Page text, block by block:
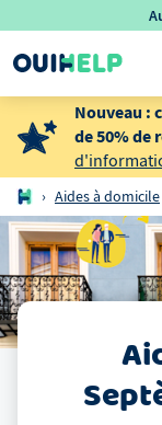
Nouveau :
de 50% de
› Aides à domicile